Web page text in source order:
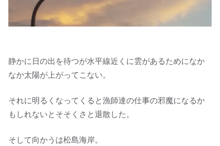
静かに日の出を待つが水平線近くに雲があるためになか
なか太陽が上がってこない。
それに明るくなってくると漁師達の仕事の邪魔になるか
もしれないとそそくさと退散した。
そして向かうは松島海岸。